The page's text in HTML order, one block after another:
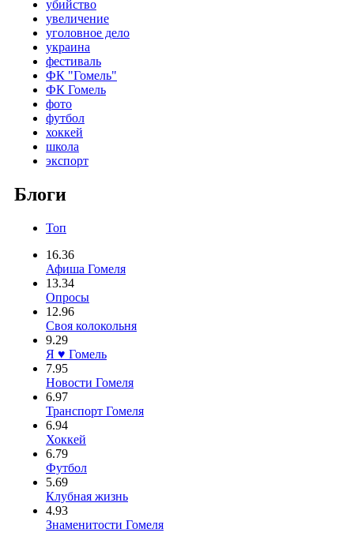
убийство
увеличение
уголовное дело
украина
фестиваль
ФК "Гомель"
ФК Гомель
фото
футбол
хоккей
школа
экспорт
Блоги
Топ
16.36
Афиша Гомеля
13.34
Опросы
12.96
Своя колокольня
9.29
Я ♥ Гомель
7.95
Новости Гомеля
6.97
Транспорт Гомеля
6.94
Хоккей
6.79
Футбол
5.69
Клубная жизнь
4.93
Знаменитости Гомеля